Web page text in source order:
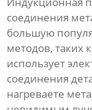
соединения
большую
методов, таких
использует
соединения
нагреваете